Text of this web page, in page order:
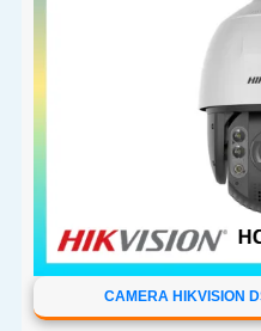
CAMERA HIKVISION